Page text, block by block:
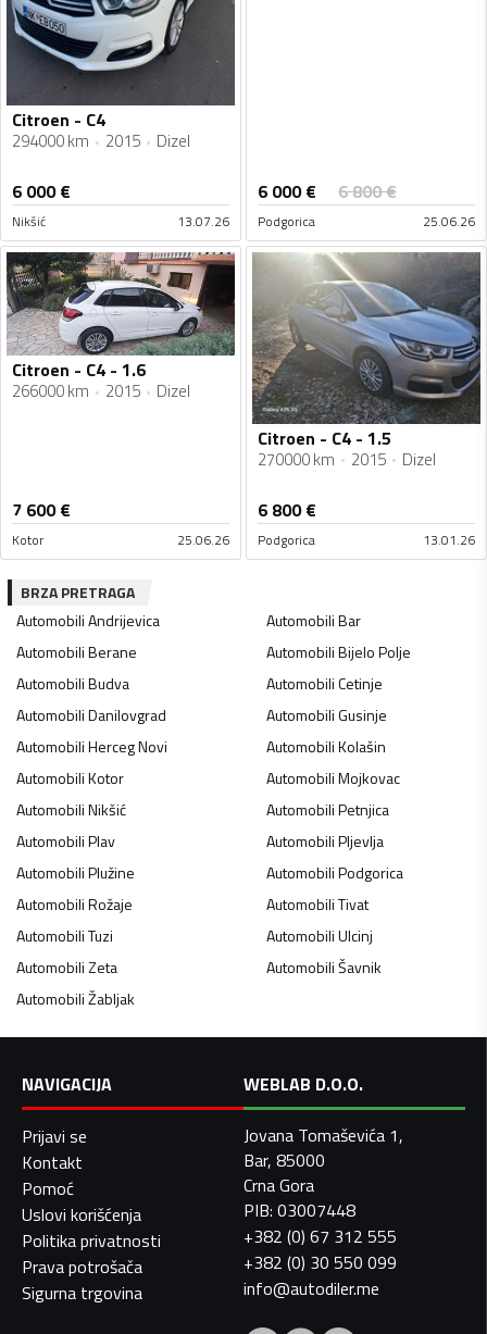
Citroen - C4
294000 km 2015 Dizel
6 000€
Nikšić 13.07.26
6 000€ 6 800€
Podgorica 25.06.26
Citroen - C4 - 1.6
266000 km 2015 Dizel
7 600€
Kotor 25.06.26
Citroen - C4 - 1.5
270000 km 2015 Dizel
6 800€
Podgorica 13.01.26
BRZA PRETRAGA
AutomobiliAndrijevica AutomobiliBar
AutomobiliBerane AutomobiliBijelo Polje
AutomobiliBudva AutomobiliCetinje
AutomobiliDanilovgrad AutomobiliGusinje
AutomobiliHerceg Novi AutomobiliKolašin
AutomobiliKotor AutomobiliMojkovac
AutomobiliNikšić AutomobiliPetnjica
AutomobiliPlav AutomobiliPljevlja
AutomobiliPlužine AutomobiliPodgorica
AutomobiliRožaje AutomobiliTivat
AutomobiliTuzi AutomobiliUlcinj
AutomobiliZeta AutomobiliŠavnik
AutomobiliŽabljak
NAVIGACIJA
Prijavi se
Kontakt
Pomoć
Uslovi korišćenja
Politika privatnosti
Prava potrošača
Sigurna trgovina
WEBLAB D.O.O.
Jovana Tomaševića 1,
Bar, 85000
Crna Gora
PIB: 03007448
+382 (0) 67 312 555
+382 (0) 30 550 099
info@autodiler.me